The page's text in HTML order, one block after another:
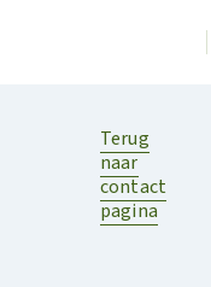
Terug
naar
contact
pagina